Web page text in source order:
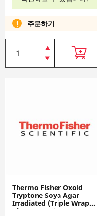
주문하기
Thermo Fisher Oxoid
Tryptone Soya Agar
Irradiated (Triple Wrap)
Plate, 5 x 140mm,